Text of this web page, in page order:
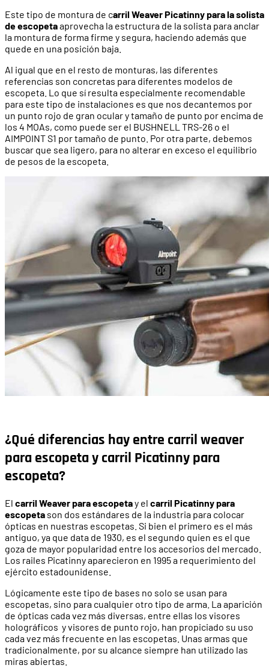
Este tipo de montura de carril Weaver Picatinny para la solista
de escopetaaprovecha la estructura de la solista para anclar
la montura de forma firme y segura, haciendo además que
quede en una posición baja.
Al igual que en el resto de monturas, las diferentes
referencias son concretas para diferentes modelos de
escopeta. Lo que sí resulta especialmente recomendable
para este tipo de instalaciones es que nos decantemos por
un punto rojo de gran ocular y tamaño de punto por encima de
los 4 MOAs, como puede ser el BUSHNELL TRS-26 o el
AIMPOINT S1 por tamaño de punto. Por otra parte, debemos
buscar que sea ligero, para no alterar en exceso el equilibrio
de pesos de la escopeta.
¿Qué diferencias hay entre carril weaver
para escopeta y carril Picatinny para
escopeta?
El carril Weaver para escopetay el carril Picatinny para
escopeta son dos estándares de la industria para colocar
ópticas en nuestras escopetas. Si bien el primero es el más
antiguo, ya que data de 1930, es el segundo quien es el que
goza de mayor popularidad entre los accesorios del mercado.
Los railes Picatinny aparecieron en 1995 a requerimiento del
ejército estadounidense.
Lógicamente este tipo de bases no solo se usan para
escopetas, sino para cualquier otro tipo de arma. La aparición
de ópticas cada vez más diversas, entre ellas los visores
holográficos y visores de punto rojo, han propiciado su uso
cada vez más frecuente en las escopetas. Unas armas que
tradicionalmente, por su alcance siempre han utilizado las
miras abiertas.